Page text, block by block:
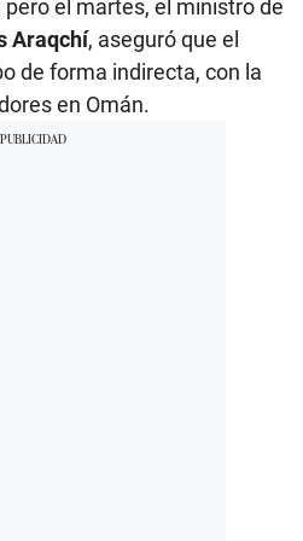
el martes, el ministro de
Araqchí, aseguró que el
de forma indirecta, con la
en Omán.